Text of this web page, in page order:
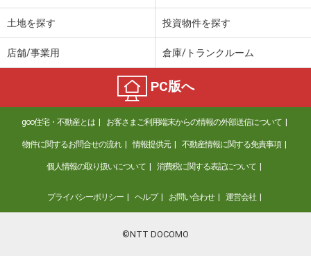
土地を探す 投資物件を探す
店舗/事業用 倉庫/トランクルーム
PC版へ
goo住宅・不動産とは お客さまご利用端末からの情報の外部送信について
物件に関するお問合せの流れ 情報提供元 不動産情報に関する免責事項
個人情報の取り扱いについて 消費税に関する表記について
プライバシーポリシー ヘルプ お問い合わせ 運営会社
©NTT DOCOMO